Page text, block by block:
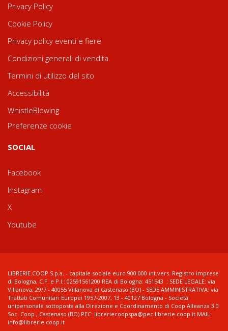
Privacy Policy
Cookie Policy
Privacy policy eventi e fiere
Condizioni generali di vendita
Termini di utilizzo del sito
Accessibilità
WhistleBlowing
Preferenze cookie
SOCIAL
Facebook
Instagram
X
Youtube
LIBRERIE.COOP S.p.a. - capitale sociale euro 900.000 int.vers. Registro imprese
di Bologna, C.F. e P.I.: 02591561200 REA di Bologna: 451543 ; SEDE LEGALE: via
Villanova, 29/7 - 40055 Villanova di Castenaso (BO) - SEDE AMMINISTRATIVA: via
Trattati Comunitari Europei 1957-2007, 13 - 40127 Bologna - Società
unipersonale sottoposta alla Direzione e Coordinamento di Coop Alleanza 3.0
Soc. Coop., Castenaso (BO) PEC: libreriecoopspa@pec.librerie.coop.it MAIL:
info@librerie.coop.it